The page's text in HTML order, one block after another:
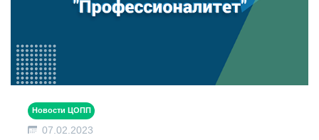
Новости ЦОПП
07.02.2023